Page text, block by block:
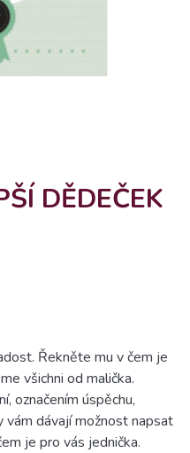
DĚDEČEK
Řekněte mu v čem je
všichni od malička.
označením úspěchu,
dávají možnost napsat
je pro vás jednička.